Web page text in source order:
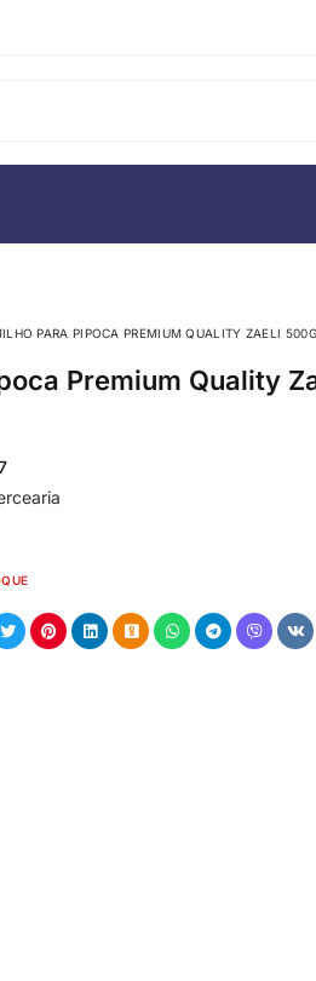
PARA PIPOCA PREMIUM QUALITY ZAELI 500G
Premium Quality